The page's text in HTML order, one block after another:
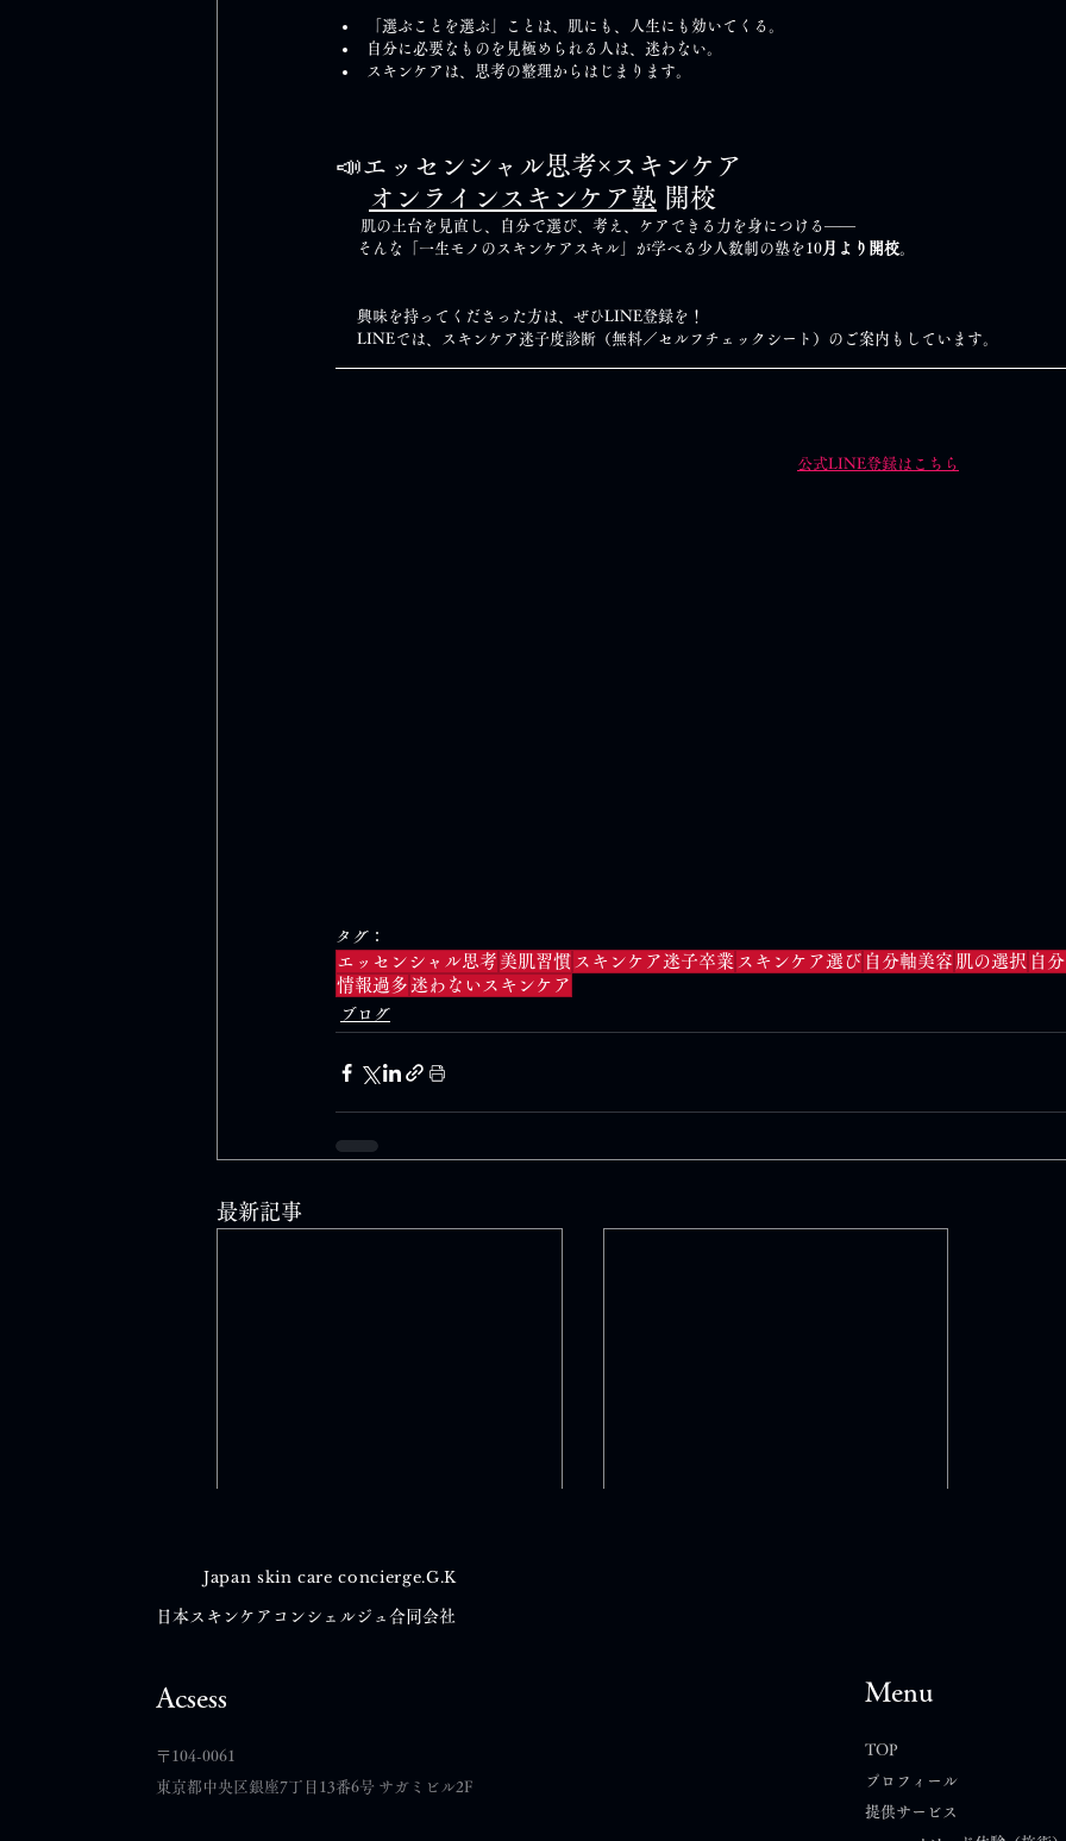
「選ぶことを選ぶ」ことは、肌にも、人生にも効いてくる。
自分に必要なものを見極められる人は、迷わない。
スキンケアは、思考の整理からはじまります。
📣エッセンシャル思考×スキンケア
オンラインスキンケア塾 開校
       肌の土台を見直し、自分で選び、考え、ケアできる力を身につける――
      そんな「一生モノのスキンケアスキル」が学べる少人数制の塾を10
月より開校。
      興味を持ってくださった方は、ぜひLINE登録を！
      LINEでは、スキンケア迷子度診断（無料／セルフチェックシート）のご案内もしています。
公式LINE登録はこちら
タグ：
エッセンシャル思考 美肌習慣 スキンケア迷子卒業 スキンケア選び 自分軸美容 肌の選択 自
情報過多 迷わないスキンケア
ブログ
最新記事
Japan skin care concierge.G.K
日本スキンケアコンシェルジュ合同会社
Acsess
​〒104-0061
東京都中央区銀座7丁目13番6号 サガミビル2F
Menu
TOP
プロフィール
提供サービス